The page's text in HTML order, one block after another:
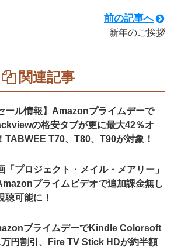
前の記事へ
新年のご挨拶
関連記事
ール情報】Amazonプライムデーで
の格安タブが更に最大42％オ
TABWEE T70、T80、T90が対象！
「プロジェクト・メイル・メアリー」
プライムビデオで追加課金無し
聴可能に！
プライムデーでKindle Colorsoft
円割引、Fire TV Stick HDが約半額